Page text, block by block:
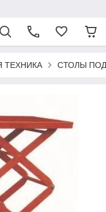
ТЕХНИКА СТОЛЫ